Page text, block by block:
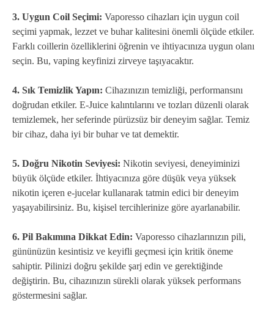
3. Uygun Coil Seçimi: Vaporesso cihazları için uygun coil
seçimi yapmak, lezzet ve buhar kalitesini önemli ölçüde etkiler.
Farklı coillerin özelliklerini öğrenin ve ihtiyacınıza uygun olanı
seçin. Bu, vaping keyfinizi zirveye taşıyacaktır.
4. Sık Temizlik Yapın: Cihazınızın temizliği, performansını
doğrudan etkiler. E-Juice kalıntılarını ve tozları düzenli olarak
temizlemek, her seferinde pürüzsüz bir deneyim sağlar. Temiz
bir cihaz, daha iyi bir buhar ve tat demektir.
5. Doğru Nikotin Seviyesi: Nikotin seviyesi, deneyiminizi
büyük ölçüde etkiler. İhtiyacınıza göre düşük veya yüksek
nikotin içeren e-jucelar kullanarak tatmin edici bir deneyim
yaşayabilirsiniz. Bu, kişisel tercihlerinize göre ayarlanabilir.
6. Pil Bakımına Dikkat Edin: Vaporesso cihazlarınızın pili,
gününüzün kesintisiz ve keyifli geçmesi için kritik öneme
sahiptir. Pilinizi doğru şekilde şarj edin ve gerektiğinde
değiştirin. Bu, cihazınızın sürekli olarak yüksek performans
göstermesini sağlar.